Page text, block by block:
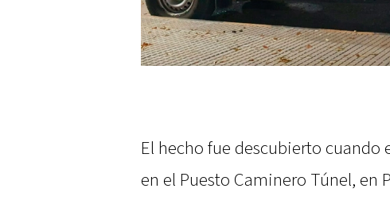
El hecho fue descubierto
en el Puesto Caminero Túnel, en